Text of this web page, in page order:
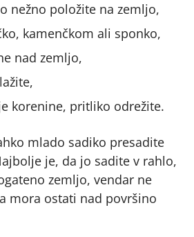
nežno položite na zemljo,
kamenčkom ali sponko,
nad zemljo,
korenine, pritliko odrežite.
mlado sadiko presadite
je, da jo sadite v rahlo,
zemljo, vendar ne
mora ostati nad površino